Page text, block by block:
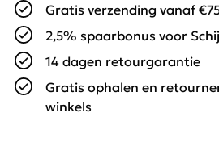
Gratis verzending vanaf
2,5% spaarbonus voor
14 dagen retourgarantie
Gratis ophalen en
winkels